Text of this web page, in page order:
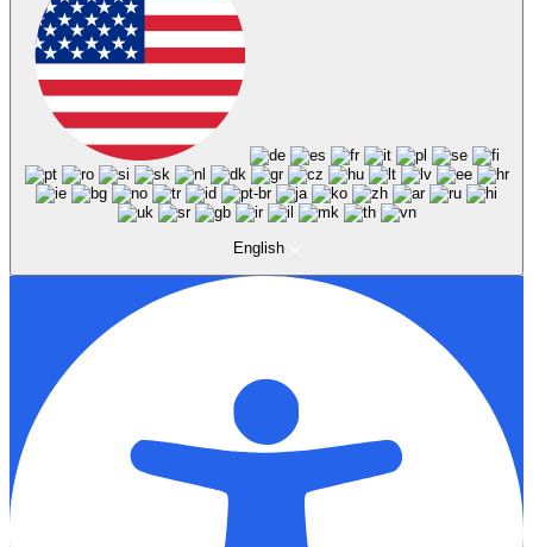
English